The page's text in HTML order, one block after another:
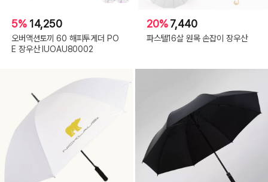
5% 14,250
오버액션토끼 60 해피투게더 PO
E 장우산 IUOAU80002
20%7,440
파스텔16살 원목 손잡이 장우산